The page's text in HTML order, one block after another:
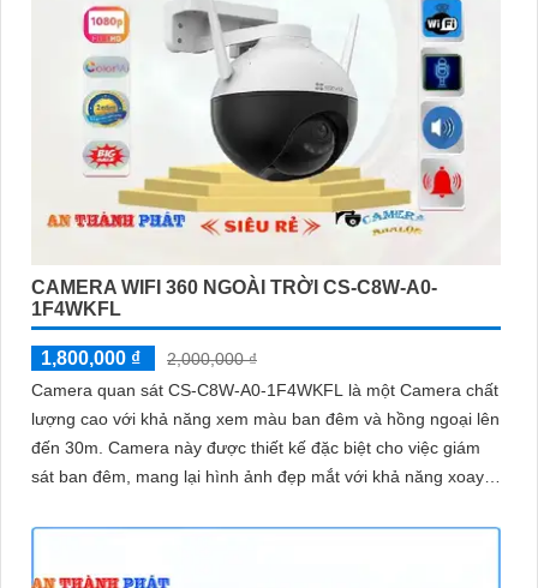
CAMERA WIFI 360 NGOÀI TRỜI CS-C8W-A0-
1F4WKFL
1,800,000 ₫
2,000,000 ₫
Camera quan sát CS-C8W-A0-1F4WKFL là một Camera chất
lượng cao với khả năng xem màu ban đêm và hồng ngoại lên
đến 30m. Camera này được thiết kế đặc biệt cho việc giám
sát ban đêm, mang lại hình ảnh đẹp mắt với khả năng xoay